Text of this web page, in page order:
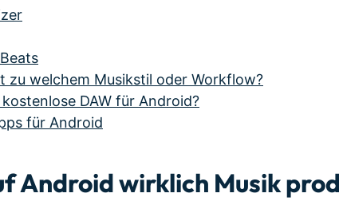
zu welchem Musikstil oder Workflow?
DAW für Android?
für Android
Android wirklich Musik